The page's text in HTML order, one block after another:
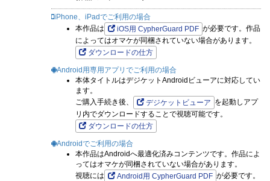
iPhone、iPadでご利用の場合
本作品は
iOS用 CypherGuard PDF が必要です。作品
によってはオマケが同梱されていない場合があります。
ダウンロードの仕方
Android用専用アプリでご利用の場合
本体タイトルはデジケットAndroidビューアに対応してい
ます。
ご購入手続き後、
デジケットビューア を起動しアプ
リ内でダウンロードすることで視聴可能です。
ダウンロードの仕方
Androidでご利用の場合
本作品はAndroidへ最適化済みコンテンツです。作品によ
ってはオマケが同梱されていない場合があります。
視聴には
Android用 CypherGuard PDF が必要です。